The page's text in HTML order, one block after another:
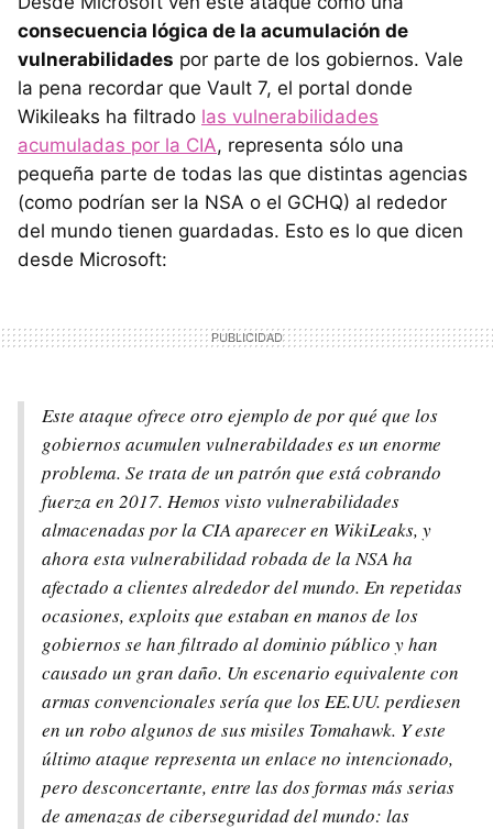
consecuencia lógica de la acumulación de
vulnerabilidades por parte de los gobiernos. Vale
la pena recordar que Vault 7, el portal donde
Wikileaks ha filtrado las vulnerabilidades
acumuladas por la CIA, representa sólo una
pequeña parte de todas las que distintas agencias
(como podrían ser la NSA o el GCHQ) al rededor
del mundo tienen guardadas. Esto es lo que dicen
desde Microsoft:
Este ataque ofrece otro ejemplo de por qué que los
gobiernos acumulen vulnerabildades es un enorme
problema. Se trata de un patrón que está cobrando
fuerza en 2017. Hemos visto vulnerabilidades
almacenadas por la CIA aparecer en WikiLeaks, y
ahora esta vulnerabilidad robada de la NSA ha
afectado a clientes alrededor del mundo. En repetidas
ocasiones, exploits que estaban en manos de los
gobiernos se han filtrado al dominio público y han
causado un gran daño. Un escenario equivalente con
armas convencionales sería que los EE.UU. perdiesen
en un robo algunos de sus misiles Tomahawk. Y este
último ataque representa un enlace no intencionado,
pero desconcertante, entre las dos formas más serias
de amenazas de ciberseguridad del mundo: las